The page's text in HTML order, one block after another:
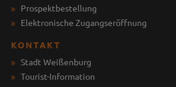
Prospektbestellung
Elektronische Zugangseröffnung
KONTAKT
Stadt Weißenburg
Tourist-Information